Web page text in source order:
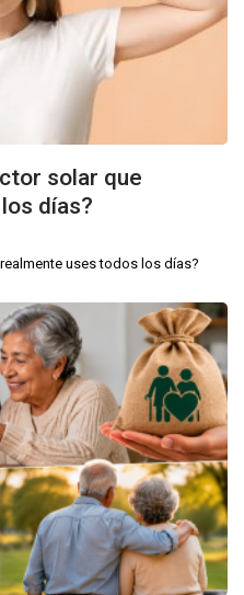
solar que
días?
uses todos los días?